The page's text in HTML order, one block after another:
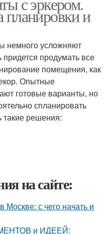
и
немного усложняют
продумать все
помещения, как
Опытные
готовые варианты, но
спланировать
такие решения:
на сайте:
с чего начать и
и ИДЕЕЙ: